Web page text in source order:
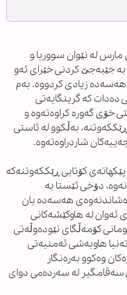
واژۆی ڕێککەوتنی 10ی مارس لە نێوان سووریا و
جێبەجێ کردنی خێرای ئەو
زیادی کردووە. بەم
دەدات کە گرینگایەتی
خۆی گەورە کراوەتەوە و
بەڵکوو لە ئاستی
شاردراوەتەوە.
کۆتایی ڕێککەوتنەکە
دۆخی ئێستا بە
هەسەدە یان
ئەوان لە هاوکێشەکانی
کۆمەڵگای نێودەوڵەتی
هاوبەشی ئەمنیەتی
وەکوو بەرەنگار
سەقامگیر لە سەردەمی دوای